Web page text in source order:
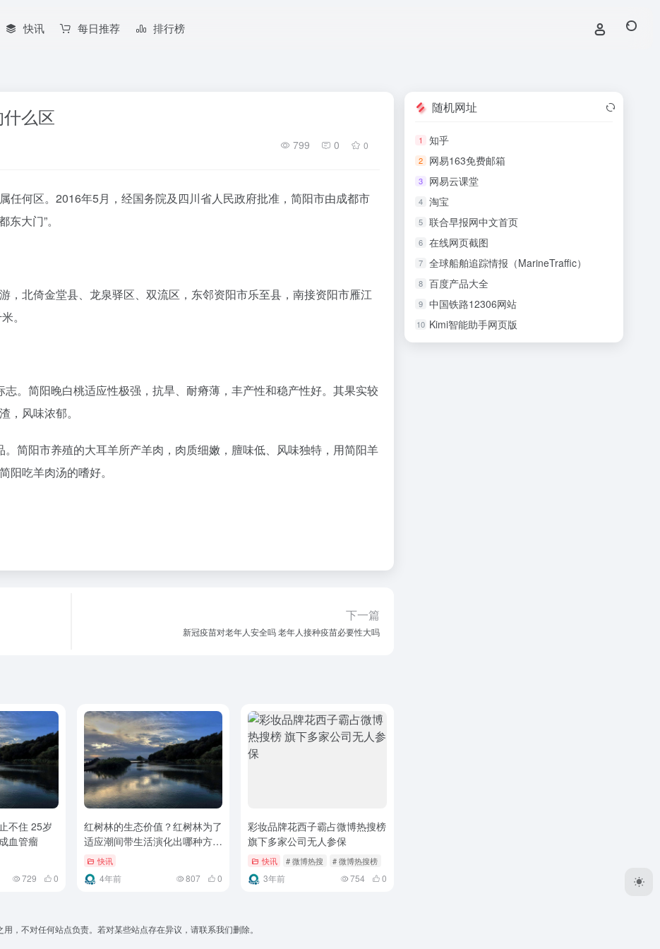
快讯 每日推荐 排行榜
么区
799 0 0
任何区。2016年5月，经国务院及四川省人民政府批准，简阳市由成都市
大门”。
，北倚金堂县、龙泉驿区、双流区，东邻资阳市乐至县，南接资阳市雁江
。
。简阳晚白桃适应性极强，抗旱、耐瘠薄，丰产性和稳产性好。其果实较
，风味浓郁。
简阳市养殖的大耳羊所产羊肉，肉质细嫩，膻味低、风味独特，用简阳羊
阳吃羊肉汤的嗜好。
下一篇
新冠疫苗对老年人安全吗 老年人接种疫苗必要性大吗
不住 25岁
血管瘤
729 0
红树林的生态价值？红树林为了
适应潮间带生活演化出哪种方式
传播果实
快讯
4年前 807 0
彩妆品牌花西子霸占微博热搜榜
旗下多家公司无人参保
快讯 # 微博热搜 # 微博热搜榜
3年前 754 0
随机网址
1 知乎
2 网易163免费邮箱
3 网易云课堂
4 淘宝
5 联合早报网中文首页
6 在线网页截图
7 全球船舶追踪情报（MarineTraffic）
8 百度产品大全
9 中国铁路12306网站
10 Kimi智能助手网页版
用，不对任何站点负责。若对某些站点存在异议，请联系我们删除。